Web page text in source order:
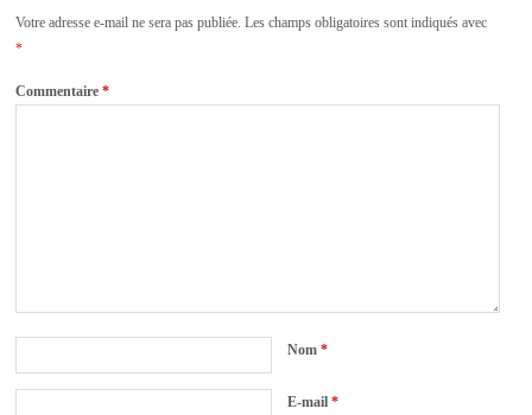
Votre adresse e-mail ne sera pas publiée. Les champs obligatoires sont indiqués avec
*
Commentaire*
Nom*
E-mail*